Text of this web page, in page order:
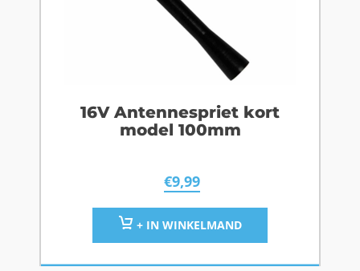
16V Antennespriet kort
model 100mm
€9,99
+ IN WINKELMAND